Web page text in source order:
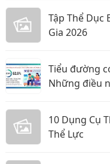
Tập Thể Dục
Gia 2026
Tiểu đường
Những điều
10 Dụng Cụ
Thể Lực